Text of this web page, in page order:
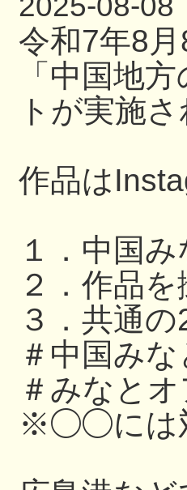
令和7年8
「中国地
トが実施さ
作品は
１．中国
２．作品を
３．共通
＃中国み
＃みなと
※◯◯には